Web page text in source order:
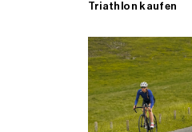
Triathlon kaufen